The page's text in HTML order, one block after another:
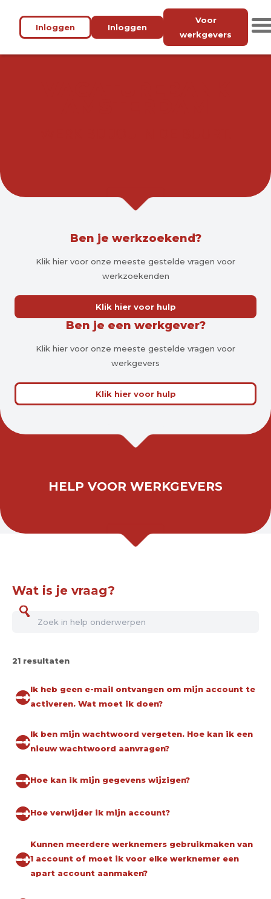
Inloggen Inloggen
Voor
werkgevers
Ben je werkzoekend?
Klik hier voor onze meeste gestelde vragen voor
werkzoekenden
Klik hier voor hulp
Ben je een werkgever?
Klik hier voor onze meeste gestelde vragen voor
werkgevers
Klik hier voor hulp
HELP VOOR WERKGEVERS
Wat is je vraag?
21 resultaten
Ik heb geen e-mail ontvangen om mijn account te
activeren. Wat moet ik doen?
Ik ben mijn wachtwoord vergeten. Hoe kan ik een
nieuw wachtwoord aanvragen?
Hoe kan ik mijn gegevens wijzigen?
Hoe verwijder ik mijn account?
Kunnen meerdere werknemers gebruikmaken van
1 account of moet ik voor elke werknemer een
apart account aanmaken?